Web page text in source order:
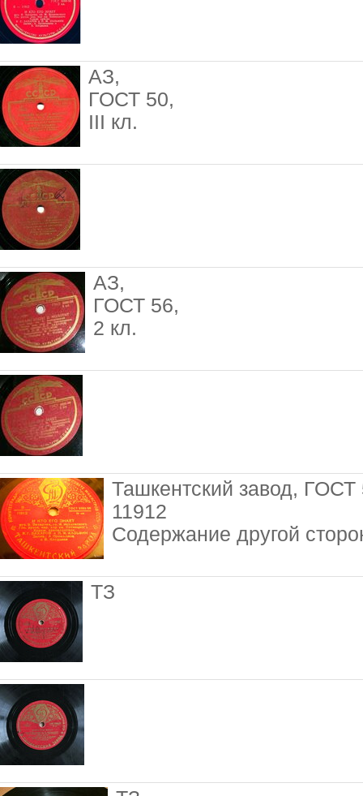
АЗ,
ГОСТ 50,
III кл.
АЗ,
ГОСТ 56,
2 кл.
Ташкентский завод, ГОСТ
11912
Содержание другой
ТЗ